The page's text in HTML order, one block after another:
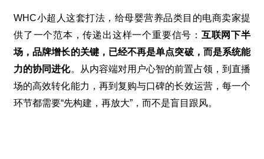
WHC小超人这套打法，给母婴营养品类目的电商卖家提
供了一个范本，传递出这样一个重要信号： 互联网下半
场，品牌增长的关键，已经不再是单点突破，而是系统能
力的协同进化。从内容端对用户心智的前置占领，到直播
场的高效转化能力，再到复购与口碑的长效运营，每一个
环节都需要“先构建，再放大”，而不是盲目跟风。